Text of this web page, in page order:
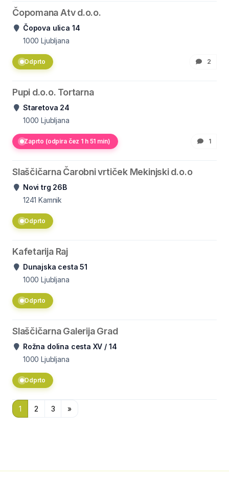
Čopomana Atv d.o.o.
Čopova ulica 14
1000 Ljubljana
Odprto 2
Pupi d.o.o. Tortarna
Staretova 24
1000 Ljubljana
Zaprto (odpira čez 1 h 51 min) 1
Slaščičarna Čarobni vrtiček Mekinjski d.o.o
Novi trg 26B
1241 Kamnik
Odprto
Kafetarija Raj
Dunajska cesta 51
1000 Ljubljana
Odprto
Slaščičarna Galerija Grad
Rožna dolina cesta XV / 14
1000 Ljubljana
Odprto
1 2 3 »